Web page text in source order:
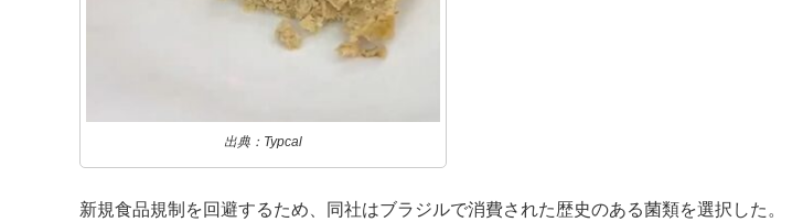
出典：Typcal
新規食品規制を回避するため、同社はブラジルで消費された歴史のある菌類を選択した。